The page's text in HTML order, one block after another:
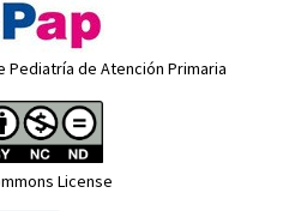
Pediatría de Atención Primaria
License